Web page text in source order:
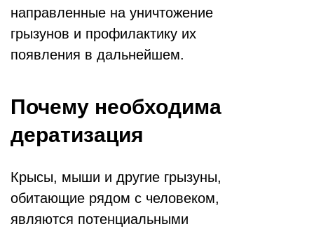
направленные на уничтожение
грызунов и профилактику их
появления в дальнейшем.
Почему необходима
дератизация
Крысы, мыши и другие грызуны,
обитающие рядом с человеком,
являются потенциальными